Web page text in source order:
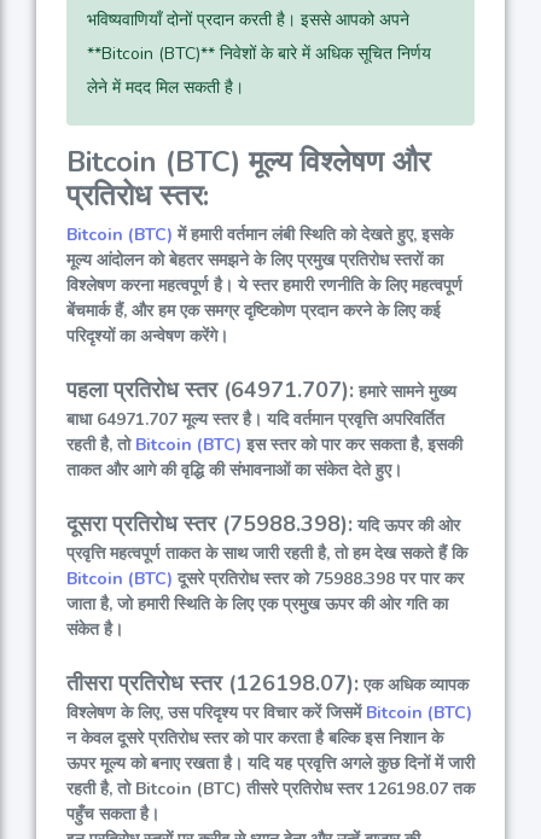
भविष्यवाणियाँ दोनों प्रदान करती है। इससे आपको अपने
**Bitcoin (BTC)** निवेशों के बारे में अधिक सूचित निर्णय
लेने में मदद मिल सकती है।
Bitcoin (BTC) मूल्य विश्लेषण और
प्रतिरोध स्तर:
Bitcoin (BTC) में हमारी वर्तमान लंबी स्थिति को देखते हुए, इसके
मूल्य आंदोलन को बेहतर समझने के लिए प्रमुख प्रतिरोध स्तरों का
विश्लेषण करना महत्वपूर्ण है। ये स्तर हमारी रणनीति के लिए महत्वपूर्ण
बेंचमार्क हैं, और हम एक समग्र दृष्टिकोण प्रदान करने के लिए कई
परिदृश्यों का अन्वेषण करेंगे।
पहला प्रतिरोध स्तर (64971.707): हमारे सामने मुख्य
बाधा 64971.707 मूल्य स्तर है। यदि वर्तमान प्रवृत्ति अपरिवर्तित
रहती है, तो Bitcoin (BTC) इस स्तर को पार कर सकता है, इसकी
ताकत और आगे की वृद्धि की संभावनाओं का संकेत देते हुए।
दूसरा प्रतिरोध स्तर (75988.398): यदि ऊपर की ओर
प्रवृत्ति महत्वपूर्ण ताकत के साथ जारी रहती है, तो हम देख सकते हैं कि
Bitcoin (BTC) दूसरे प्रतिरोध स्तर को 75988.398 पर पार कर
जाता है, जो हमारी स्थिति के लिए एक प्रमुख ऊपर की ओर गति का
संकेत है।
तीसरा प्रतिरोध स्तर (126198.07): एक अधिक व्यापक
विश्लेषण के लिए, उस परिदृश्य पर विचार करें जिसमें Bitcoin (BTC)
न केवल दूसरे प्रतिरोध स्तर को पार करता है बल्कि इस निशान के
ऊपर मूल्य को बनाए रखता है। यदि यह प्रवृत्ति अगले कुछ दिनों में जारी
रहती है, तो Bitcoin (BTC) तीसरे प्रतिरोध स्तर 126198.07 तक
पहुँच सकता है।